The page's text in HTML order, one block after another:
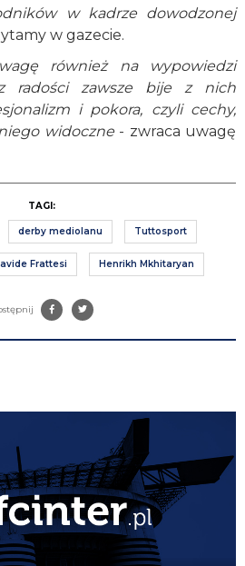
w kadrze dowodzonej
w gazecie.
również na wypowiedzi
radości zawsze bije z nich
i pokora, czyli cechy,
widoczne- zwraca uwagę
TAGI:
derby mediolanu Tuttosport
Frattesi Henrikh Mkhitaryan